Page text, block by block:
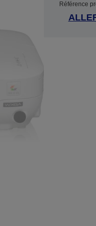
Référence